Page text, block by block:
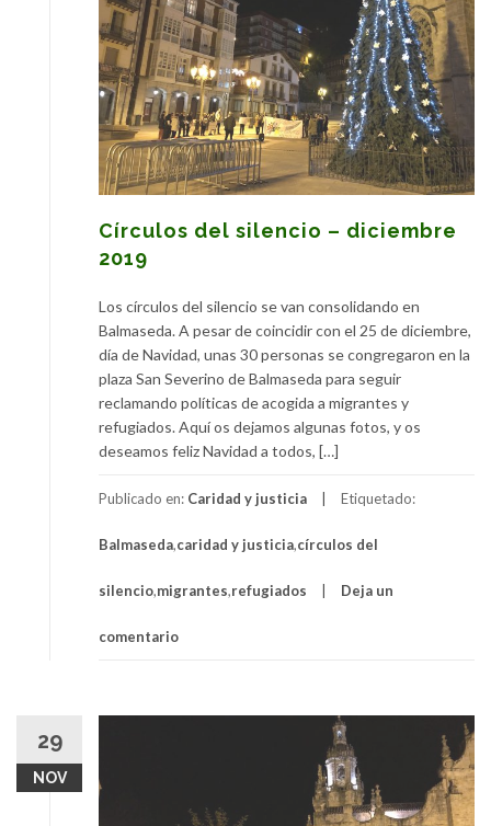
Círculos del silencio – diciembre
2019
Los círculos del silencio se van consolidando en
Balmaseda. A pesar de coincidir con el 25 de diciembre,
día de Navidad, unas 30 personas se congregaron en la
plaza San Severino de Balmaseda para seguir
reclamando políticas de acogida a migrantes y
refugiados. Aquí os dejamos algunas fotos, y os
deseamos feliz Navidad a todos, […]
Publicado en: Caridad y justicia Etiquetado:
Balmaseda,caridad y justicia,círculos del
silencio,migrantes,refugiados Deja un
comentario
29
NOV